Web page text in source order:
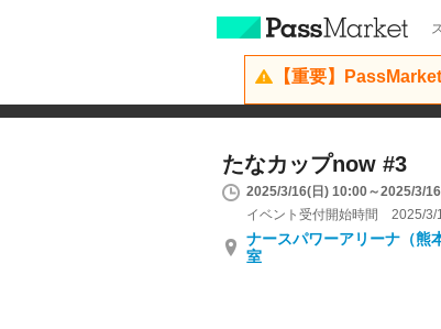
【重要】
たなカップnow #3
2025/3/16(日) 10:00～2025/3/
イベント受付開始時間 2025/3/
ナースパワーアリーナ（熊
室